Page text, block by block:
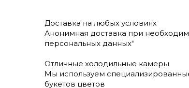
Доставка на любых условиях
Анонимная доставка при
персональных данных"
Отличные холодильные камеры
Мы используем
букетов цветов